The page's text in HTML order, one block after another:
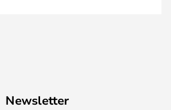
Newsletter